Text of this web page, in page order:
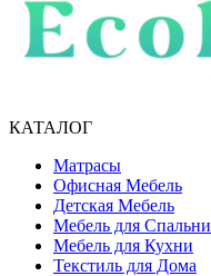
КАТАЛОГ
Матрасы
Офисная Мебель
Детская Мебель
Мебель для Спальни
Мебель для Кухни
Текстиль для Дома